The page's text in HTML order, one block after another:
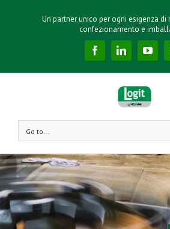
Un partner unico per ogni esigenza
confezionamento e
FacebookLinkedin
Go to...